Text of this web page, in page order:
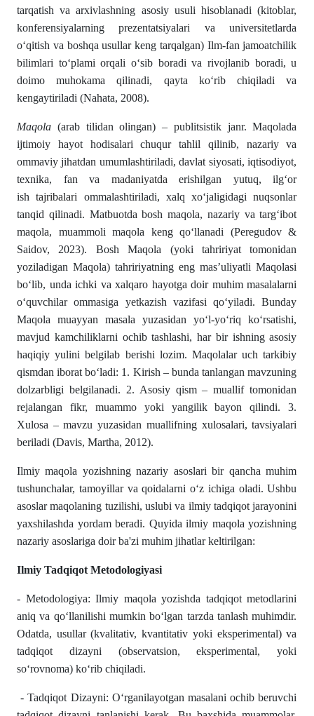
tarqatish va arxivlashning asosiy usuli hisoblanadi (kitoblar,
konferensiyalarning prezentatsiyalari va universitetlarda
oʻqitish va boshqa usullar keng tarqalgan) Ilm-fan jamoatchilik
bilimlari toʻplami orqali oʻsib boradi va rivojlanib boradi, u
doimo muhokama qilinadi, qayta koʻrib chiqiladi va
kengaytiriladi (Nahata, 2008).
Maqola (arab tilidan olingan) – publitsistik janr. Maqolada
ijtimoiy hayot hodisalari chuqur tahlil qilinib, nazariy va
ommaviy jihatdan umumlashtiriladi, davlat siyosati, iqtisodiyot,
texnika, fan va madaniyatda erishilgan yutuq, ilgʻor
ishtajribalari ommalashtiriladi, xalq xoʻjaligidagi nuqsonlar
tanqid qilinadi. Matbuotda bosh maqola, nazariy va targʻibot
maqola, muammoli maqola keng qoʻllanadi (Peregudоv &
Saidоv, 2023). Bosh Maqola (yoki tahririyat tomonidan
yoziladigan Maqola) tahririyatning eng masʼuliyatli Maqolasi
boʻlib, unda ichki va xalqaro hayotga doir muhim masalalarni
oʻquvchilar ommasiga yetkazish vazifasi qoʻyiladi. Bunday
Maqola muayyan masala yuzasidan yoʻl-yoʻriq koʻrsatishi,
mavjud kamchiliklarni ochib tashlashi, har bir ishning asosiy
haqiqiy yulini belgilab berishi lozim. Maqolalar uch tarkibiy
qismdan iborat boʻladi: 1. Kirish – bunda tanlangan mavzuning
dolzarbligi belgilanadi. 2. Asosiy qism – muallif tomonidan
rejalangan fikr, muammo yoki yangilik bayon qilindi. 3.
Xulosa – mavzu yuzasidan muallifning xulosalari, tavsiyalari
beriladi (Davis, Martha, 2012).
Ilmiy maqola yozishning nazariy asoslari bir qancha muhim
tushunchalar, tamoyillar va qoidalarni oʻz ichiga oladi. Ushbu
asoslar maqolaning tuzilishi, uslubi va ilmiy tadqiqot jarayonini
yaxshilashda yordam beradi. Quyida ilmiy maqola yozishning
nazariy asoslariga doir ba'zi muhim jihatlar keltirilgan:
Ilmiy Tadqiqot Metodologiyasi
- Metodologiya: Ilmiy maqola yozishda tadqiqot metodlarini
aniq va qoʻllanilishi mumkin boʻlgan tarzda tanlash muhimdir.
Odatda, usullar (kvalitativ, kvantitativ yoki eksperimental) va
tadqiqot dizayni (observatsion, eksperimental, yoki
soʻrovnoma) koʻrib chiqiladi.
- Tadqiqot Dizayni: Oʻrganilayotgan masalani ochib beruvchi